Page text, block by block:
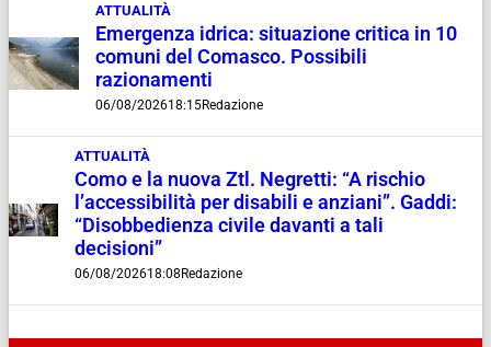
ATTUALITÀ
Emergenza idrica: situazione critica in 10
comuni del Comasco. Possibili
razionamenti
06/08/202618:15Redazione
ATTUALITÀ
Como e la nuova Ztl. Negretti: “A rischio
l’accessibilità per disabili e anziani”. Gaddi:
“Disobbedienza civile davanti a tali
decisioni”
06/08/202618:08 Redazione